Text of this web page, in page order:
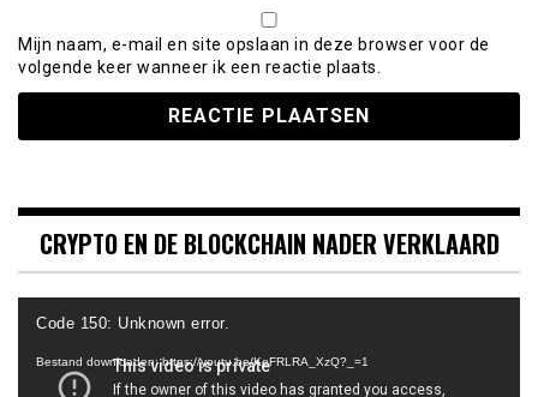
Mijn naam, e-mail en site opslaan in deze browser voor de
volgende keer wanneer ik een reactie plaats.
CRYPTO EN DE BLOCKCHAIN NADER VERKLAARD
Videospeler
Code 150: Unknown error.
Bestand downloaden: https://youtu.be/KeFRLRA_XzQ?_=1